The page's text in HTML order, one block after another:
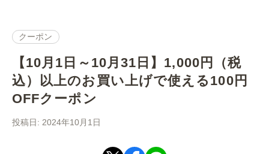
クーポン
【10月1日～10月31日】1,000円（税
込）以上のお買い上げで使える100円
OFFクーポン
2024年10月1日